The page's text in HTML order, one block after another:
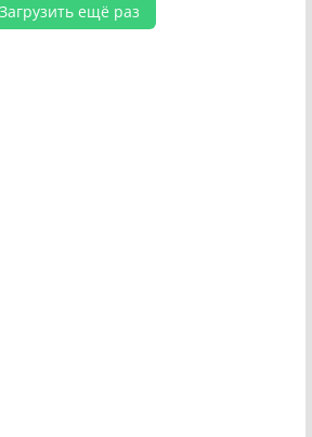
Загрузить ещё раз